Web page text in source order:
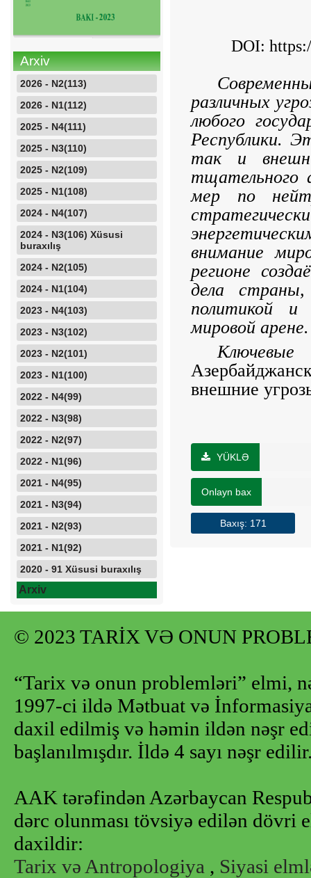
Arxiv
2026 - N2(113)
2026 - N1(112)
2025 - N4(111)
2025 - N3(110)
2025 - N2(109)
2025 - N1(108)
2024 - N4(107)
2024 - N3(106) Xüsusi
buraxılış
2024 - N2(105)
2024 - N1(104)
2023 - N4(103)
2023 - N3(102)
2023 - N2(101)
2023 - N1(100)
2022 - N4(99)
2022 - N3(98)
2022 - N2(97)
2022 - N1(96)
2021 - N4(95)
2021 - N3(94)
2021 - N2(93)
2021 - N1(92)
2020 - 91 Xüsusi buraxılış
Arxiv
DOI:
различных
любого
Республики.
так и
тщатель­ного
мер по
внимание
регионе
дела страны,
полити­кой и
мировой арене.
Ключевые
внешние
YÜKLƏ
Onlayn bax
Baxış: 171
© 2023 TARİX VƏ ONUN
“Tarix və onun problemləri” elmi,
1997-ci ildə Mətbuat və
daxil edilmiş və həmin ildən nəşr
başlanılmışdır. İldə 4 sayı nəşr
AAK tərəfindən Azərbaycan
dərc olunması tövsiyə edilən dövri
daxildir:
Tarix və Antropologiya , Siyasi